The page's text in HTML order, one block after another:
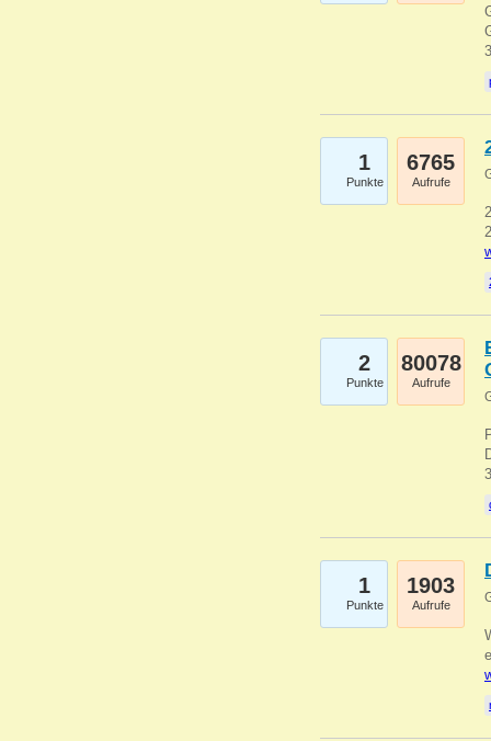
1
Punkte
6765
Aufrufe
2
Punkte
80078
Aufrufe
1
Punkte
1903
Aufrufe